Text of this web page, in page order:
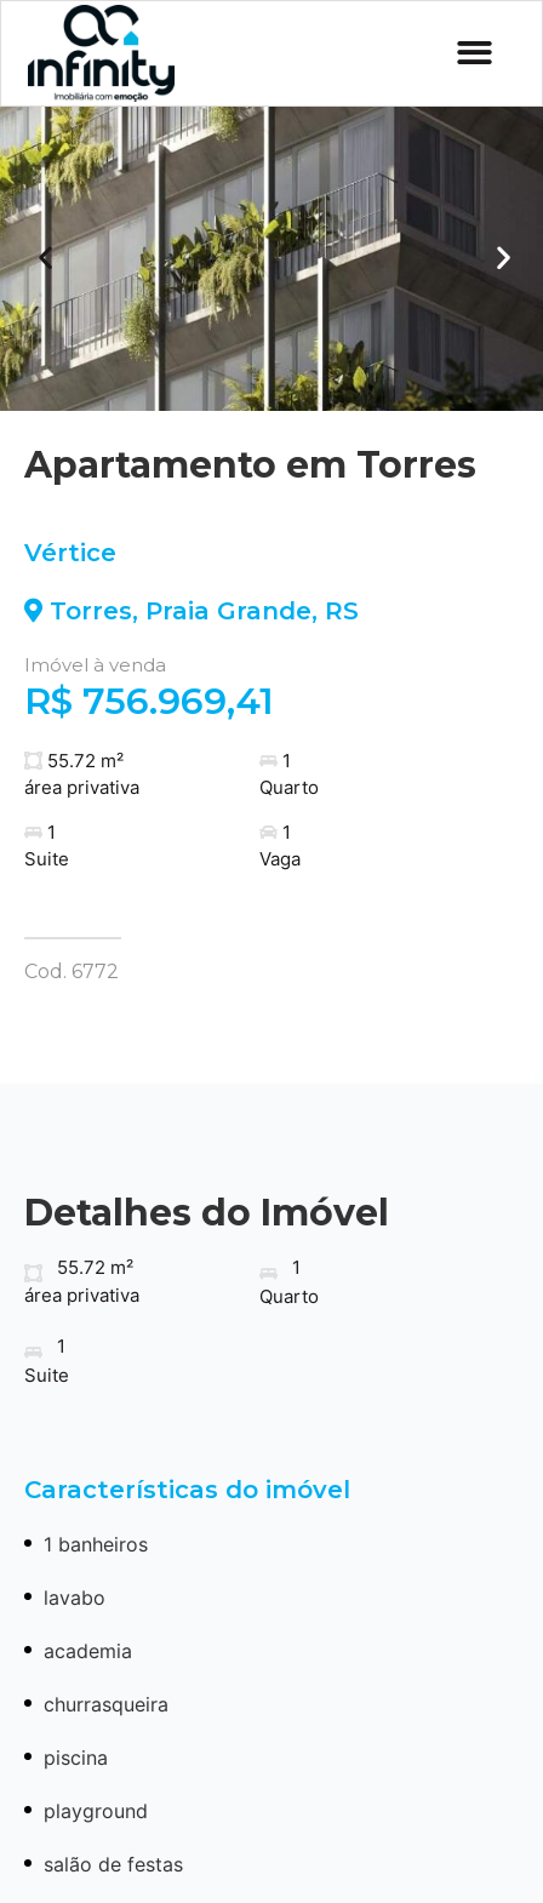
Apartamento em Torres
Vértice
Torres, Praia Grande, RS
Imóvel à venda
R$ 756.969,41
55.72 m²
área privativa
1
Quarto
1
Suite
1
Vaga
Cod. 6772
Detalhes do Imóvel
55.72 m²
área privativa
1
Quarto
1
Suite
Características do imóvel
1 banheiros
lavabo
academia
churrasqueira
piscina
playground
salão de festas